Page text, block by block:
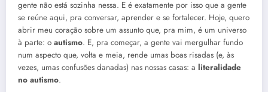
gente não está sozinha nessa. E é exatamente por isso que a gente
se reúne aqui, pra conversar, aprender e se fortalecer. Hoje, quero
abrir meu coração sobre um assunto que, pra mim, é um universo
à parte: o autismo. E, pra começar, a gente vai mergulhar fundo
num aspecto que, volta e meia, rende umas boas risadas (e, às
vezes, umas confusões danadas) nas nossas casas: a literalidade
no autismo.